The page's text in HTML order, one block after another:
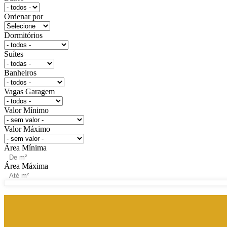
Ordenar por
Dormitórios
Suítes
Banheiros
Vagas Garagem
Valor Mínimo
Valor Máximo
Área Mínima
Área Máxima